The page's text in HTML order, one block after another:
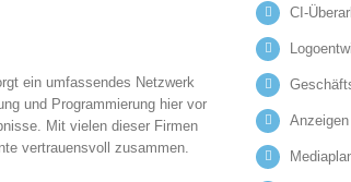
ein umfassendes Netzwerk
und Programmierung hier vor
Mit vielen dieser Firmen
vertrauensvoll zusammen.
CI-
Anzeigen